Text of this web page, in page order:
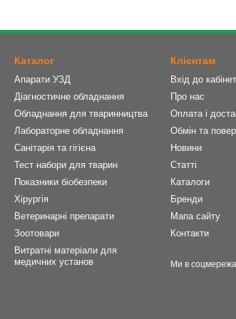
на регулярну експлуатацію, відповідають
гелів і контейнерів знижує ризик інфікування
для штучного запліднення свиней
свиней: ціна
товарів, щоб зробити штучне
УкрВет ви знайдете сертифіковану
з виробниками дозволяє формувати прозорий
запліднення свиней:
об'єму з носиком, що відламується;
Каталог
Апарати УЗД
Діагностичне обладнання
Обладнання для тваринництва
Лабораторне обладнання
Санітарія та гігієна
Тест набори для тварин
Показники біобезпеки
Хірургія
Ветеринарні препарати
Зоотовари
Витратні матеріали для
медичних установ
Клієнтам
Вхід до
Про нас
Оплата і
Обмін та
Новини
Статті
Каталоги
Бренди
Мапа сайту
Контакти
Ми в